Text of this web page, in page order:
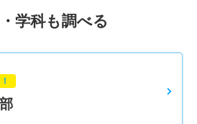
学科も調べる